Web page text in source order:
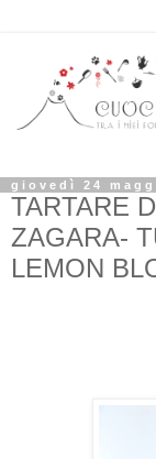
giovedì 24
TARTARE
ZAGARA-
LEMON